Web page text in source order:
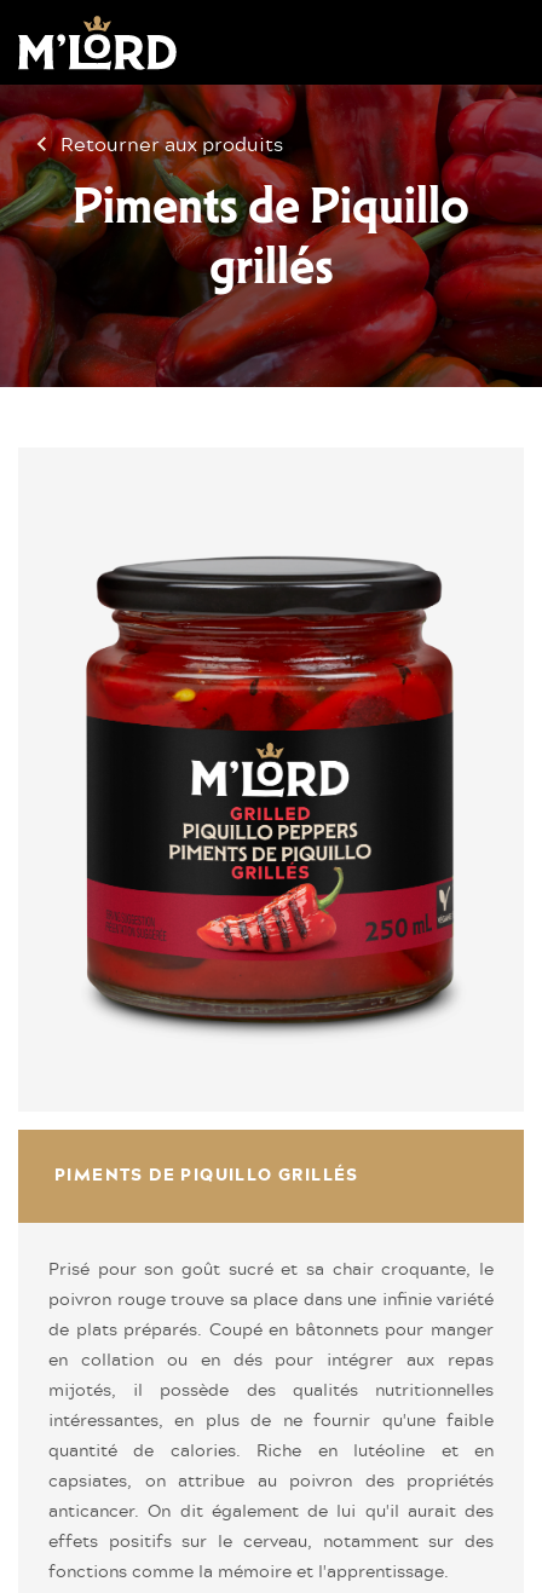
Retourner aux produits
Piments de Piquillo
grillés
PIMENTS DE PIQUILLO GRILLÉS
Prisé pour son goût sucré et sa chair croquante, le
poivron rouge trouve sa place dans une infinie variété
de plats préparés. Coupé en bâtonnets pour manger
en collation ou en dés pour intégrer aux repas
mijotés, il possède des qualités nutritionnelles
intéressantes, en plus de ne fournir qu'une faible
quantité de calories. Riche en lutéoline et en
capsiates, on attribue au poivron des propriétés
anticancer. On dit également de lui qu'il aurait des
effets positifs sur le cerveau, notamment sur des
fonctions comme la mémoire et l'apprentissage.